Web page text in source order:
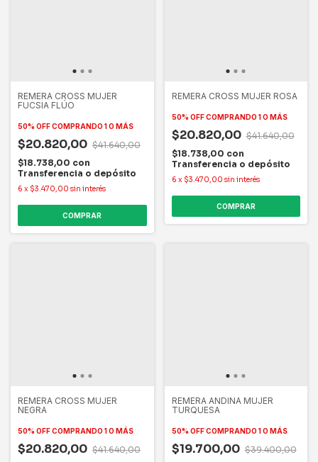
REMERA CROSS MUJER
FUCSIA FLÚO
50% OFFCOMPRANDO 1 O MÁS
$20.820,00 $41.640,00
$18.738,00 con
Transferencia o depósito
6 x $3.470,00 sin interés
COMPRAR
REMERA CROSS MUJER ROSA
50% OFF COMPRANDO 1 O MÁS
$20.820,00 $41.640,00
$18.738,00 con
Transferencia o depósito
6 x $3.470,00 sin interés
COMPRAR
REMERA CROSS MUJER
NEGRA
50% OFFCOMPRANDO 1 O MÁS
$20.820,00 $41.640,00
REMERA ANDINA MUJER
TURQUESA
50% OFF COMPRANDO 1 O MÁS
$19.700,00 $39.400,00